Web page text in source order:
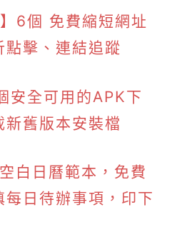
6個 免費縮短網址
點擊、連結追蹤
安全可用的APK下
新舊版本安裝檔
白日曆範本，免費
每日待辦事項，印下